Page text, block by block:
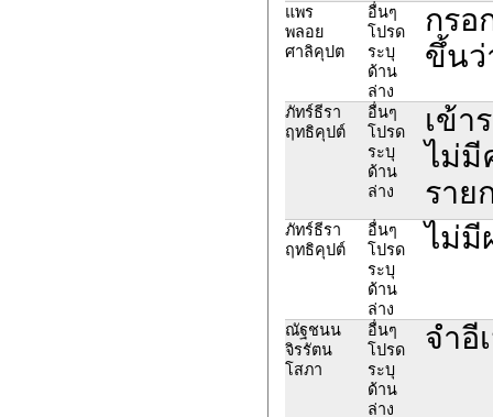
แพร
พลอย
ศาลิคุปต
อื่นๆ
โปรด
ระบุ
ด้าน
ล่าง
กรอ
ขึ้น
ภัทร์ธีรา
ฤทธิคุปต์
อื่นๆ
โปรด
ระบุ
ด้าน
ล่าง
เข้า
ไม่มี
ราย
ภัทร์ธีรา
ฤทธิคุปต์
อื่นๆ
โปรด
ระบุ
ด้าน
ล่าง
ไม่มี
ณัฐชนน
จิรรัตน
โสภา
อื่นๆ
โปรด
ระบุ
ด้าน
ล่าง
จำอี